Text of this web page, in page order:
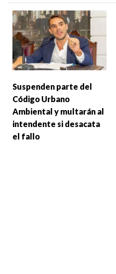
Suspenden parte del
Código Urbano
Ambiental y multarán al
intendente si desacata
el fallo